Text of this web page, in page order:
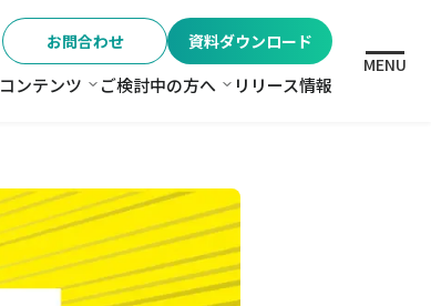
お問合わせ 資料ダウンロード
コンテンツ コンテンツ
ご検討中の方へ ご検討中の方へ
リリース情報
MENU